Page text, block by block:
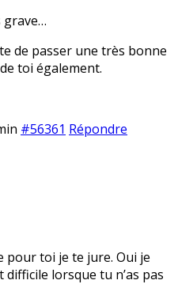
grave…
de passer une très bonne
toi également.
#56361 Répondre
pour toi je te jure. Oui je
difficile lorsque tu n’as pas